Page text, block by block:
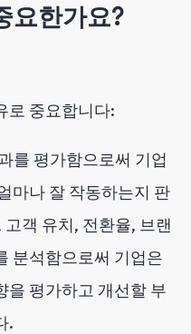
요한가요?
로 중요합니다:
를 평가함으로써 기업
마나 잘 작동하는지 판
객 유치, 전환율, 브랜
분석함으로써 기업은
을 평가하고 개선할 부
.